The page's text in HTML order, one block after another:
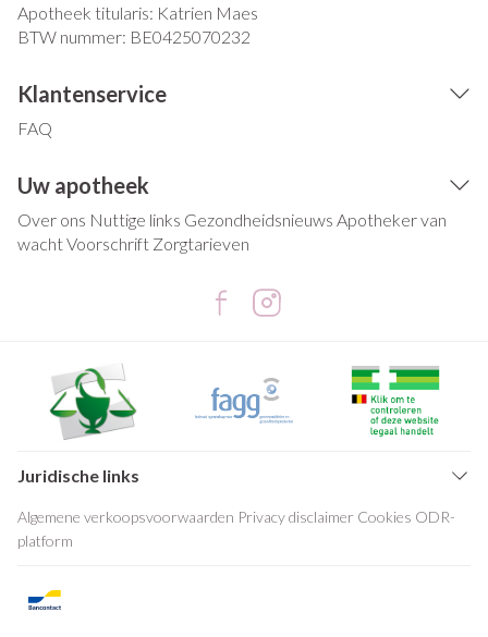
Apotheek titularis: Katrien Maes
BTW nummer: BE0425070232
Klantenservice
FAQ
Uw apotheek
Over ons Nuttige links Gezondheidsnieuws Apotheker van
wachtVoorschrift Zorgtarieven
Juridische links
Algemene verkoopsvoorwaarden Privacy disclaimer Cookies ODR-
platform